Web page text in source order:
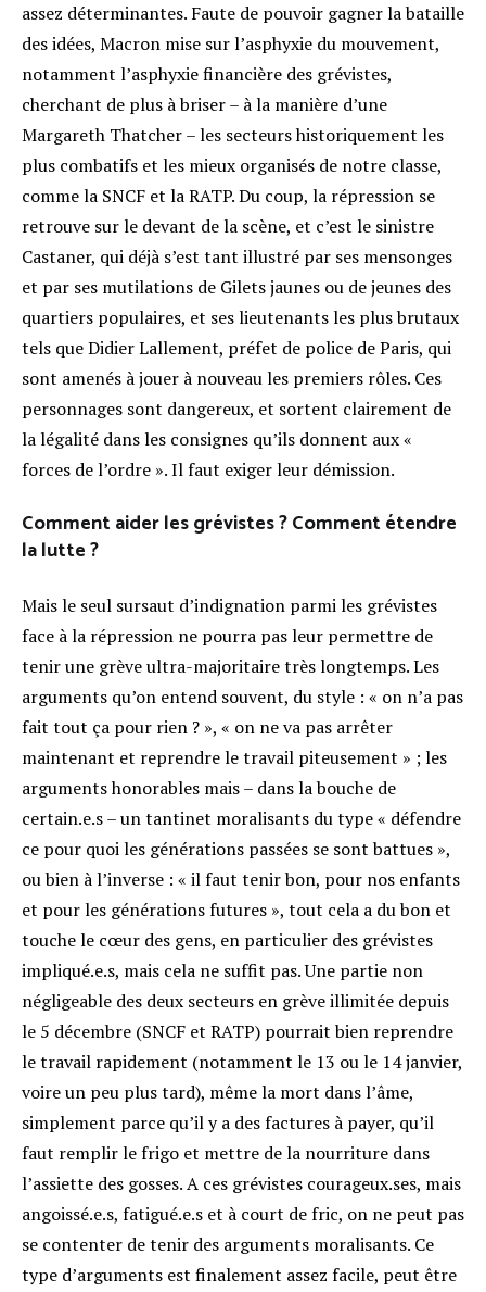
assez déterminantes. Faute de pouvoir gagner la bataille
des idées, Macron mise sur l’asphyxie du mouvement,
notamment l’asphyxie financière des grévistes,
cherchant de plus à briser – à la manière d’une
Margareth Thatcher – les secteurs historiquement les
plus combatifs et les mieux organisés de notre classe,
comme la SNCF et la RATP. Du coup, la répression se
retrouve sur le devant de la scène, et c’est le sinistre
Castaner, qui déjà s’est tant illustré par ses mensonges
et par ses mutilations de Gilets jaunes ou de jeunes des
quartiers populaires, et ses lieutenants les plus brutaux
tels que Didier Lallement, préfet de police de Paris, qui
sont amenés à jouer à nouveau les premiers rôles. Ces
personnages sont dangereux, et sortent clairement de
la légalité dans les consignes qu’ils donnent aux «
forces de l’ordre ». Il faut exiger leur démission.
Comment aider les grévistes ? Comment étendre
la lutte ?
Mais le seul sursaut d’indignation parmi les grévistes
face à la répression ne pourra pas leur permettre de
tenir une grève ultra-majoritaire très longtemps. Les
arguments qu’on entend souvent, du style : « on n’a pas
fait tout ça pour rien ? », « on ne va pas arrêter
maintenant et reprendre le travail piteusement » ; les
arguments honorables mais – dans la bouche de
certain.e.s – un tantinet moralisants du type « défendre
ce pour quoi les générations passées se sont battues »,
ou bien à l’inverse : « il faut tenir bon, pour nos enfants
et pour les générations futures », tout cela a du bon et
touche le cœur des gens, en particulier des grévistes
impliqué.e.s, mais cela ne suffit pas. Une partie non
négligeable des deux secteurs en grève illimitée depuis
le 5 décembre (SNCF et RATP) pourrait bien reprendre
le travail rapidement (notamment le 13 ou le 14 janvier,
voire un peu plus tard), même la mort dans l’âme,
simplement parce qu’il y a des factures à payer, qu’il
faut remplir le frigo et mettre de la nourriture dans
l’assiette des gosses. A ces grévistes courageux.ses, mais
angoissé.e.s, fatigué.e.s et à court de fric, on ne peut pas
se contenter de tenir des arguments moralisants. Ce
type d’arguments est finalement assez facile, peut être